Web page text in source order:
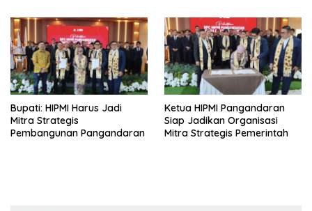
Bupati: HIPMI Harus Jadi
Mitra Strategis
Pembangunan Pangandaran
Ketua HIPMI Pangandaran
Siap Jadikan Organisasi
Mitra Strategis Pemerintah